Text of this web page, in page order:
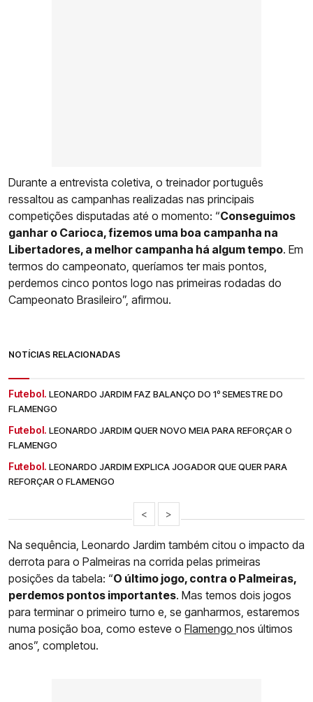
Durante a entrevista coletiva, o treinador português
ressaltou as campanhas realizadas nas principais
competições disputadas até o momento: “Conseguimos
ganhar o Carioca, fizemos uma boa campanha na
Libertadores, a melhor campanha há algum tempo. Em
termos do campeonato, queríamos ter mais pontos,
perdemos cinco pontos logo nas primeiras rodadas do
Campeonato Brasileiro”, afirmou.
NOTÍCIAS RELACIONADAS
Futebol. LEONARDO JARDIM FAZ BALANÇO DO 1º SEMESTRE DO
FLAMENGO
Futebol. LEONARDO JARDIM QUER NOVO MEIA PARA REFORÇAR O
FLAMENGO
Futebol. LEONARDO JARDIM EXPLICA JOGADOR QUE QUER PARA
REFORÇAR O FLAMENGO
< >
Na sequência, Leonardo Jardim também citou o impacto da
derrota para o Palmeiras na corrida pelas primeiras
posições da tabela: “O último jogo, contra o Palmeiras,
perdemos pontos importantes. Mas temos dois jogos
para terminar o primeiro turno e, se ganharmos, estaremos
numa posição boa, como esteve o Flamengo nos últimos
anos”, completou.